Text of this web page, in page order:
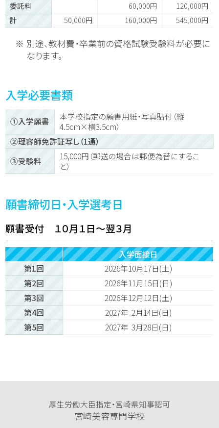
委託料
60,000円
120,000円
計
50,000円 160,000円 545,000円
別途、教材費・卒業前の資格試験受験料が必要に
なります。
入学必要書類
①入学願書
本学校指定の願書用紙・写真貼付（縦
4.5cm×横3.5cm）
②理容師免許証写し（1通）
③受験料
15,000円（郵送の場合は郵便為替にするこ
と）
願書締切日・入学選考日
願書受付 １０月１日～翌３月
入学面接日
第1回
2026年10月17日(土)
第2回
2026年11月15日(日)
第3回
2026年12月12日(土)
第4回
2027年 2月14日(日)
第5回
2027年 3月28日(日)
厚生労働大臣指定・宮崎県知事認可
宮崎美容専門学校